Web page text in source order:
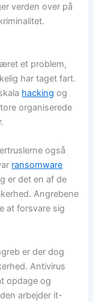
verden over på
et problem,
har taget fart.
hacking og
organiserede
også
ransomware
er det en af de
Angrebene
at forsvare sig
er der dog
Antivirus
opdage og
arbejder it-